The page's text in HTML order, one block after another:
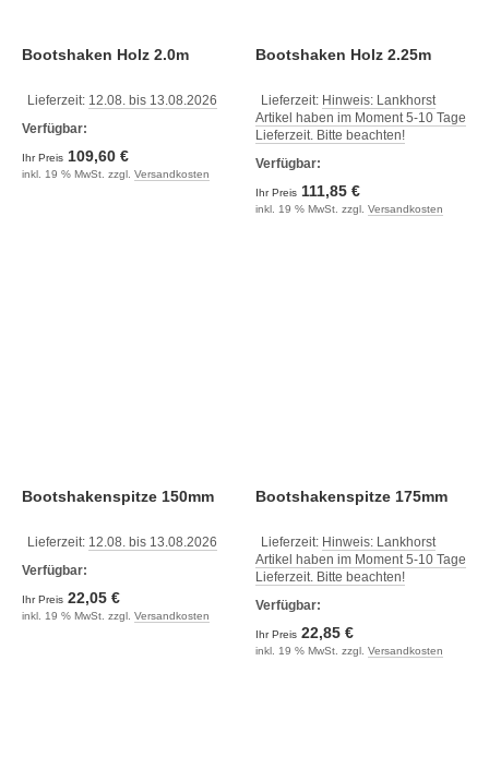
Bootshaken Holz 2.0m
Lieferzeit: 12.08. bis 13.08.2026
Verfügbar:
Ihr Preis 109,60 €
inkl. 19 % MwSt. zzgl. Versandkosten
Bootshaken Holz 2.25m
Lieferzeit: Hinweis: Lankhorst
Artikel haben im Moment 5-10 Tage
Lieferzeit. Bitte beachten!
Verfügbar:
Ihr Preis 111,85 €
inkl. 19 % MwSt. zzgl. Versandkosten
Bootshakenspitze 150mm
Lieferzeit: 12.08. bis 13.08.2026
Verfügbar:
Ihr Preis 22,05 €
inkl. 19 % MwSt. zzgl. Versandkosten
Bootshakenspitze 175mm
Lieferzeit: Hinweis: Lankhorst
Artikel haben im Moment 5-10 Tage
Lieferzeit. Bitte beachten!
Verfügbar:
Ihr Preis 22,85 €
inkl. 19 % MwSt. zzgl. Versandkosten